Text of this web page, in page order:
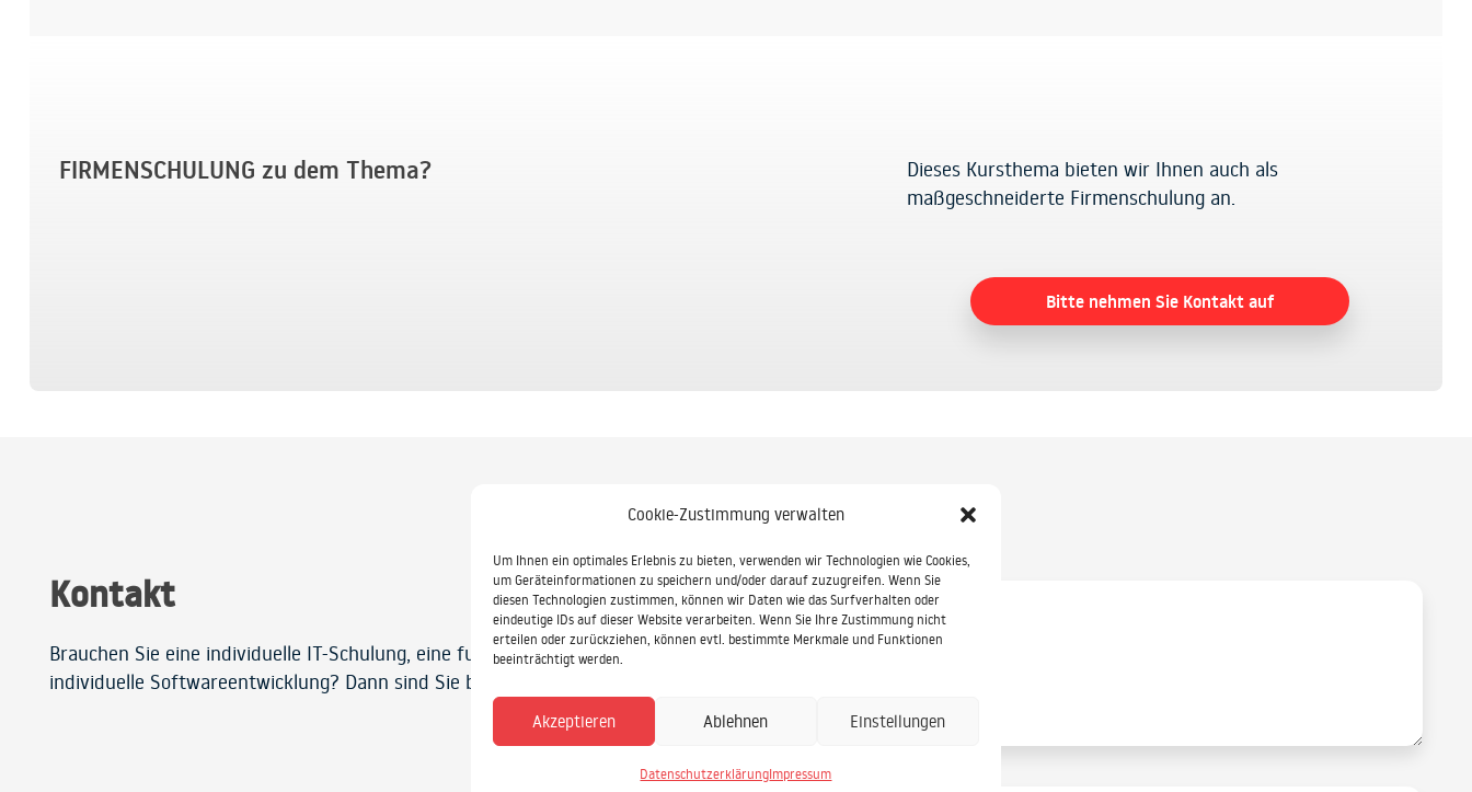
Cookie-Zustimmung verwalten
Um Ihnen ein optimales Erlebnis zu bieten, verwenden wir Technologien wie Cookies,
um Geräteinformationen zu speichern und/oder darauf zuzugreifen. Wenn Sie
diesen Technologien zustimmen, können wir Daten wie das Surfverhalten oder
eindeutige IDs auf dieser Website verarbeiten. Wenn Sie Ihre Zustimmung nicht
erteilen oder zurückziehen, können evtl. bestimmte Merkmale und Funktionen
beeinträchtigt werden.
Akzeptieren Ablehnen Einstellungen
DatenschutzerklärungImpressum
FIRMENSCHULUNG zu dem Thema?
Dieses Kursthema bieten wir Ihnen auch als
maßgeschneiderte Firmenschulung an.
Bitte nehmen Sie Kontakt auf
Kontakt
Brauchen Sie eine individuelle IT-Schulung, eine fundierte Beratung oder eine
individuelle Softwareentwicklung? Dann sind Sie bei uns genau richtig!